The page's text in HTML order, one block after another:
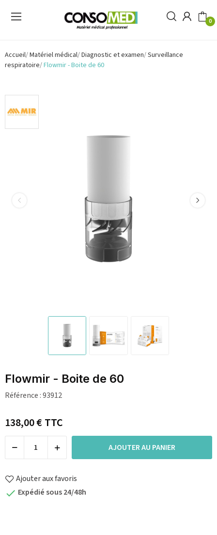
0
Accueil Matériel médical Diagnostic et examen Surveillance
respiratoire Flowmir - Boite de 60
Flowmir - Boite de 60
Référence :93912
138,00 €TTC
AJOUTER AU PANIER
Ajouter aux favoris
 Expédié sous 24/48h